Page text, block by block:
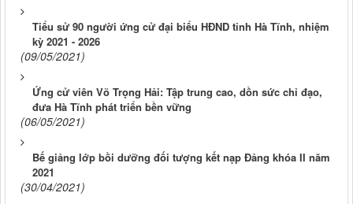
Tiểu sử 90 người ứng cử đại biểu HĐND tỉnh Hà Tĩnh, nhiệm
kỳ 2021 - 2026
(09/05/2021)
Ứng cử viên Võ Trọng Hải: Tập trung cao, dồn sức chỉ đạo,
đưa Hà Tĩnh phát triển bền vững
(06/05/2021)
Bế giảng lớp bồi dưỡng đối tượng kết nạp Đảng khóa II năm
2021
(30/04/2021)